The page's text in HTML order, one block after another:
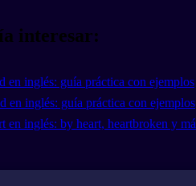
interesar:
en inglés: guía práctica con ejemplos
en inglés: guía práctica con ejemplos
en inglés: by heart, heartbroken y